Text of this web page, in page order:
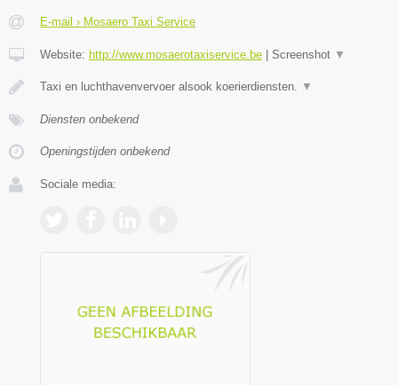
E-mail › Mosaero Taxi Service
Website: http://www.mosaerotaxiservice.be | Screenshot ▼
Taxi en luchthavenvervoer alsook koerierdiensten. ▼
Diensten onbekend
Openingstijden onbekend
Sociale media: